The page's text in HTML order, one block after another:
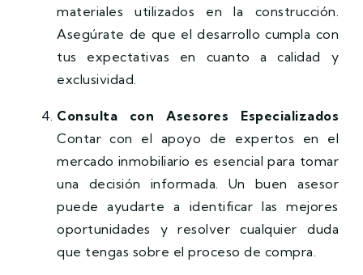
materiales utilizados en la construcción.
Asegúrate de que el desarrollo cumpla con
tus expectativas en cuanto a calidad y
exclusividad.
Consulta con Asesores Especializados
Contar con el apoyo de expertos en el
mercado inmobiliario es esencial para tomar
una decisión informada. Un buen asesor
puede ayudarte a identificar las mejores
oportunidades y resolver cualquier duda
que tengas sobre el proceso de compra.